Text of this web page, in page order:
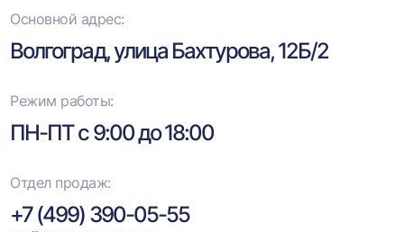
Основной адрес:
Волгоград, улица Бахтурова, 12Б/2
Режим работы:
ПН-ПТ с9:00до18:00
Отдел продаж:
+7 (499) 390-05-55